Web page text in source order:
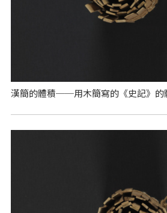
漢簡的體積──用木簡寫的《史記》的